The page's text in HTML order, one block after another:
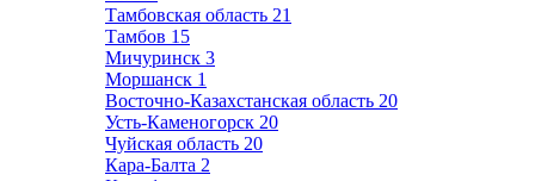
Тамбовская область 21
Тамбов 15
Мичуринск 3
Моршанск 1
Восточно-Казахстанская область 20
Усть-Каменогорск 20
Чуйская область 20
Кара-Балта 2